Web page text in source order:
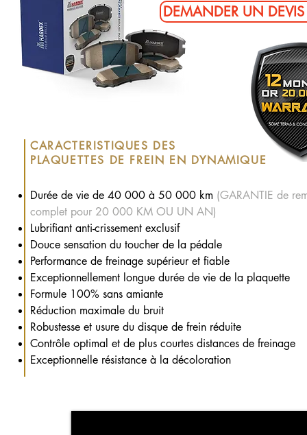
DEMANDER UN DEVIS
CARACTERISTIQUES DES
PLAQUETTES DE FREIN EN DYNAMIQUE
Durée de vie de 40 000 à 50 000 km (GARANTIE de
complet pour 20 000 KM OU UN AN)
Lubrifiant anti-crissement exclusif
Douce sensation du toucher de la pédale
Performance de freinage supérieur et fiable
Exceptionnellement longue durée de vie de la plaquette
Formule 100% sans amiante
Réduction maximale du bruit
Robustesse et usure du disque de frein réduite
Contrôle optimal et de plus courtes distances de freinage
Exceptionnelle résistance à la décoloration